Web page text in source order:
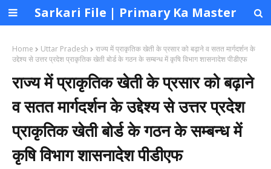
Sarkari File | Primary Ka Master
Home Uttar Pradesh
राज्य में प्राकृतिक खेती के प्रसार को बढ़ाने व सतत मार्गदर्शन के
उद्देश्य से उत्तर प्रदेश प्राकृतिक खेती बोर्ड के गठन के सम्बन्ध में कृषि विभाग शासनादेश पीडीएफ
राज्य में प्राकृतिक खेती के प्रसार को बढ़ाने
व सतत मार्गदर्शन के उद्देश्य से उत्तर प्रदेश
प्राकृतिक खेती बोर्ड के गठन के सम्बन्ध में
कृषि विभाग शासनादेश पीडीएफ